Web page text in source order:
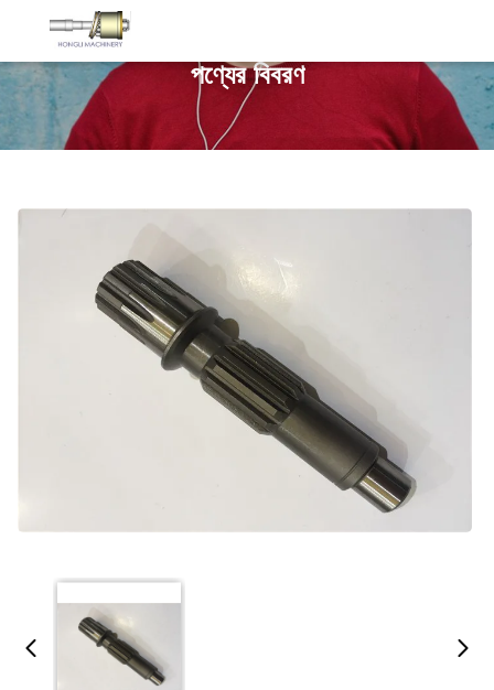
পণ্যের বিবরণ